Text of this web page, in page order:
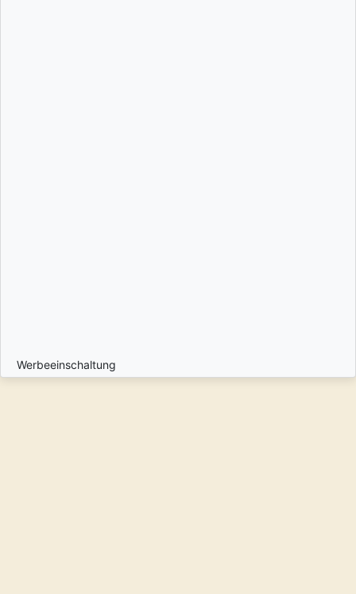
Werbeeinschaltung